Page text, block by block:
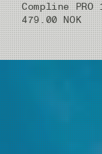
Compline PRO
479.00 NOK